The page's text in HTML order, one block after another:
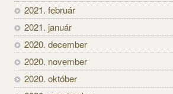
2021. február
2021. január
2020. december
2020. november
2020. október